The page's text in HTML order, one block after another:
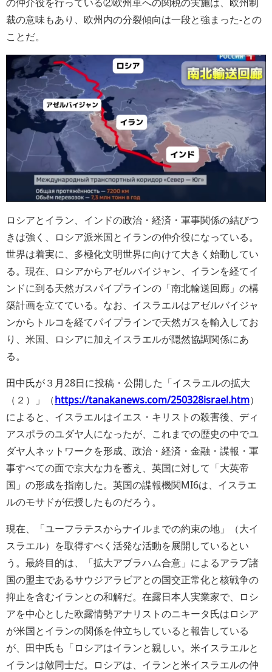
裁の意味もあり、欧州内の分裂傾向は一段と強まった−との
ことだ。
ロシアとイラン、インドの政治・経済・軍事関係の結びつ
きは強く、ロシア派米国とイランの仲介役になっている。
世界は着実に、多極化文明世界に向けて大きく始動してい
る。現在、ロシアからアゼルバイジャン、イランを経てイ
ンドに到る天然ガスパイプラインの「南北輸送回廊」の構
築計画を立てている。なお、イスラエルはアゼルバイジャ
ンからトルコを経てパイプラインで天然ガスを輸入してお
り、米国、ロシアに加えイスラエルが隠然協調関係にあ
る。
田中氏が３月28日に投稿・公開した「イスラエルの拡大
（２）」（https://tanakanews.com/250328israel.htm）
によると、イスラエルはイエス・キリストの殺害後、ディ
アスポラのユダヤ人になったが、これまでの歴史の中でユ
ダヤ人ネットワークを形成、政治・経済・金融・諜報・軍
事すべての面で京大な力を蓄え、英国に対して「大英帝
国」の形成を指南した。英国の諜報機関MI6は、イスラエ
ルのモサドが伝授したものだろう。
現在、「ユーフラテスからナイルまでの約束の地 」（大イ
スラエル）を取得すべく活発な活動を展開しているとい
う。最終目的は、「拡大アブラハム合意」によるアラブ諸
国の盟主であるサウジアラビアとの国交正常化と核戦争の
抑止を含むイランとの和解だ。在露日本人実業家で、ロシ
アを中心とした欧露情勢アナリストのニキータ氏はロシア
が米国とイランの関係を仲立ちしていると報告している
が、田中氏も「ロシアはイランと親しい。米イスラエルと
イランは敵同士だ。ロシアは、イランと米イスラエルの仲